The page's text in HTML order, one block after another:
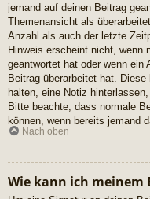
jemand auf deinen Beitrag
Themenansicht als
Anzahl als auch der letzte
Hinweis erscheint nicht, wenn
geantwortet hat oder wenn ein
Beitrag überarbeitet hat.
halten, eine Notiz
Bitte beachte, dass normale
können, wenn bereits jemand
Nach oben
Wie kann ich meinem